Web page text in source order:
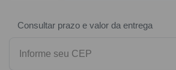
Consultar prazo e valor da entrega